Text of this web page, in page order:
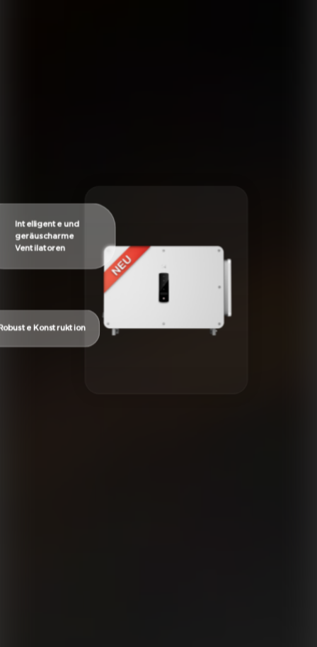
Intelligente und
geräuscharme
Ventilatoren
Konstruktion